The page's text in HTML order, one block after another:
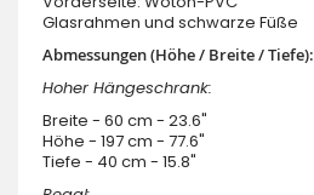
Glasrahmen und schwarze Füße
Abmessungen (Höhe / Breite / Tiefe):
Hoher Hängeschrank:
Breite - 60 cm - 23.6"
Höhe - 197 cm - 77.6"
Tiefe - 40 cm - 15.8"